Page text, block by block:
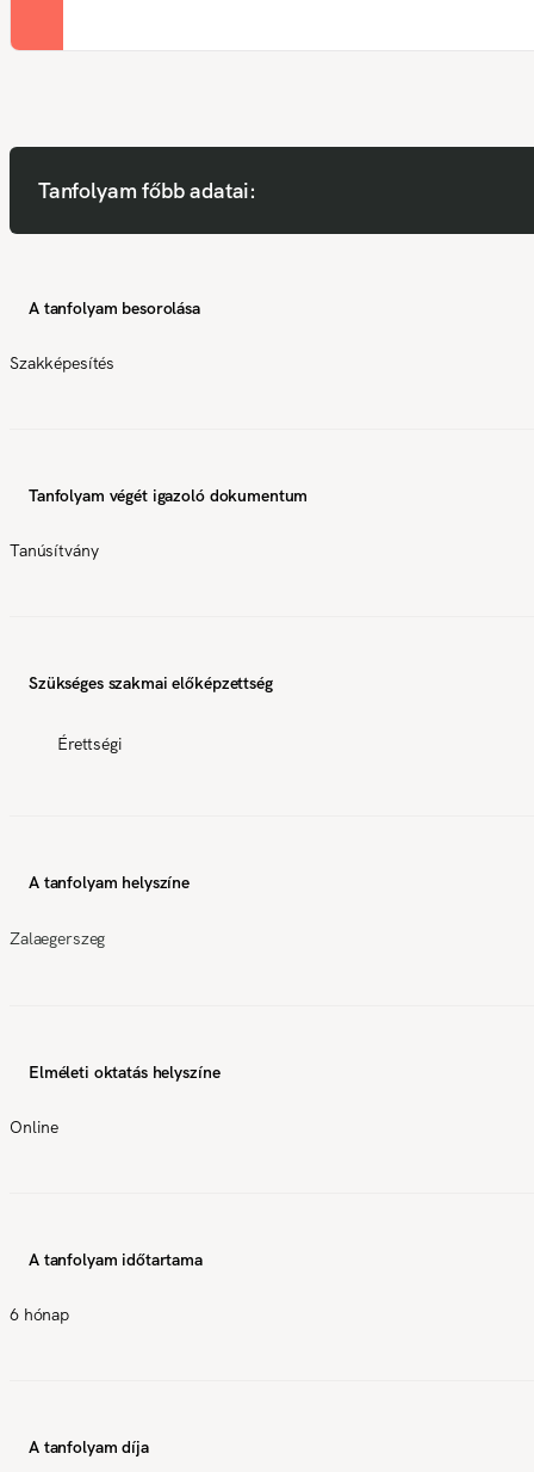
Tanfolyam főbb adatai:
A tanfolyam besorolása
Szakképesítés
Tanfolyam végét igazoló dokumentum
Tanúsítvány
Szükséges szakmai előképzettség
Érettségi
A tanfolyam helyszíne
Zalaegerszeg
Elméleti oktatás helyszíne
Online
A tanfolyam időtartama
6 hónap
A tanfolyam díja